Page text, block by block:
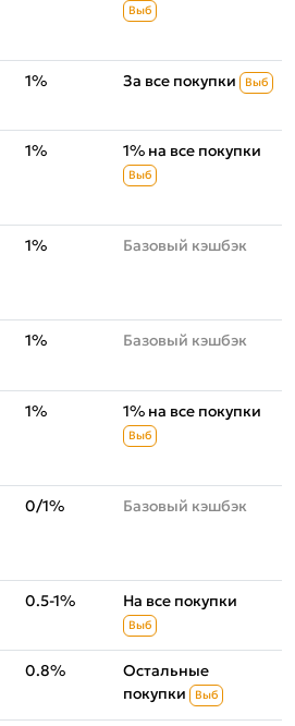
Выб
1% За все покупки Выб
1% 1% на все покупки
Выб
1% Базовый кэшбэк
1% Базовый кэшбэк
1% 1% на все покупки
Выб
0/1% Базовый кэшбэк
0.5-1% На все покупки
Выб
0.8%
Остальные
покупки
Выб